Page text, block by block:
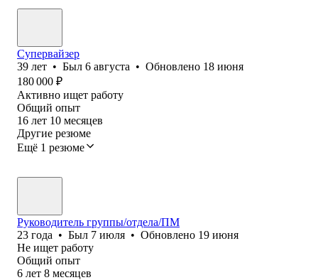
Супервайзер
39 лет • Был 6 августа • Обновлено 18 июня
180 000 ₽
Активно ищет работу
Общий опыт
16 лет 10 месяцев
Другие резюме
Ещё 1 резюме
Руководитель группы/отдела/ПМ
23 года • Был 7 июля • Обновлено 19 июня
Не ищет работу
Общий опыт
6 лет 8 месяцев